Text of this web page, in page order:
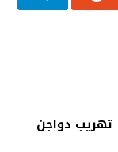
تهريب دواجن